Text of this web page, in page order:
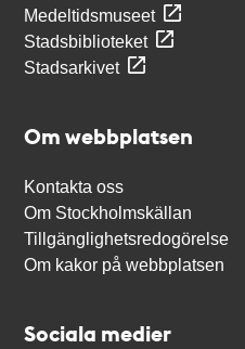
Medeltidsmuseet
Stadsbiblioteket
Stadsarkivet
Om webbplatsen
Kontakta oss
Om Stockholmskällan
Tillgänglighetsredogörelse
Om kakor på webbplatsen
Sociala medier